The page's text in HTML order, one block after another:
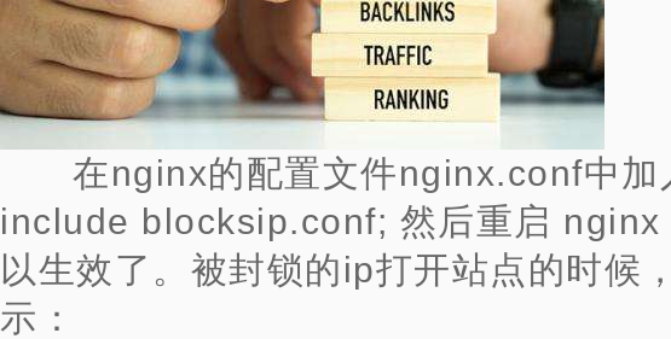
在nginx的配置文件nginx.conf中加
include blocksip.conf; 然后重启 nginx
以生效了。被封锁的ip打开站点的时候
示：